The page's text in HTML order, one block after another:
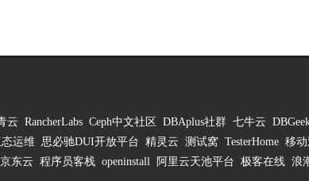
云 RancherLabs Ceph中文社区 DBAplus社群 七牛云
运维 思必驰DUI开放平台 精灵云 测试窝 TesterHome 移
京东云 程序员客栈 openinstall 阿里云天池平台 极客在线 浪